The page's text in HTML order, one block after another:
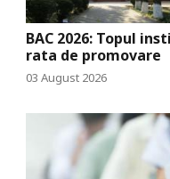
BAC 2026: Topul
rata de promovare
03 August 2026